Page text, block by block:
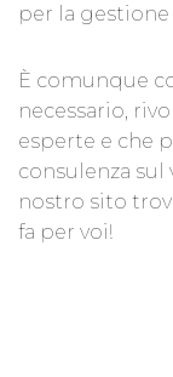
per la
È comunque
necessario,
esperte e che
consulenza sul
nostro sito
fa per voi!